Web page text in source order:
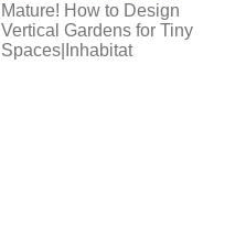
Mature! How to Design
Vertical Gardens for Tiny
Spaces|Inhabitat